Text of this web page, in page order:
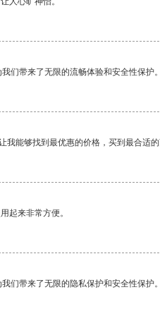
们带来了无限的流畅体验和安全性保护。
我能够找到最优惠的价格，买到最合适的
起来非常方便。
们带来了无限的隐私保护和安全性保护。